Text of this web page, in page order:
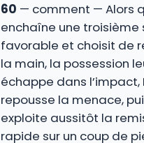
60 — comment — Alors
enchaîne une troisième
favorable et choisit de
la main, la possession
échappe dans l’impact,
repousse la menace,
exploite aussitôt la
rapide sur un coup de